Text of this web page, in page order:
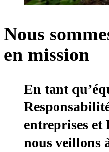
Nous
en mission
En tant
entreprises
nous veillons